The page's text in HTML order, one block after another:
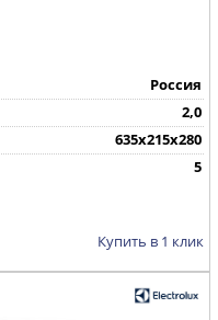
Россия
2,0
635x215x280
5
Купить в 1 клик